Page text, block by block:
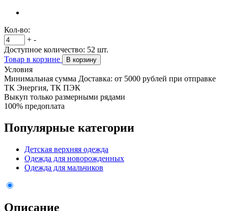
Кол-во:
+ -
Доступное количество: 52 шт.
Товар в корзине
В корзину
Условия
Минимальная сумма Доставка: от 5000 рублей при отправке
ТК Энергия, ТК ПЭК
Выкуп только размерными рядами
100% предоплата
Популярные категории
Детская верхняя одежда
Одежда для новорожденных
Одежда для мальчиков
Описание